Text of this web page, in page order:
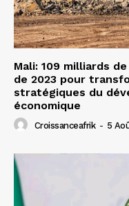
Mali: 109 milliards
de 2023 pour
stratégiques du
économique
Croissanceafrik - 5